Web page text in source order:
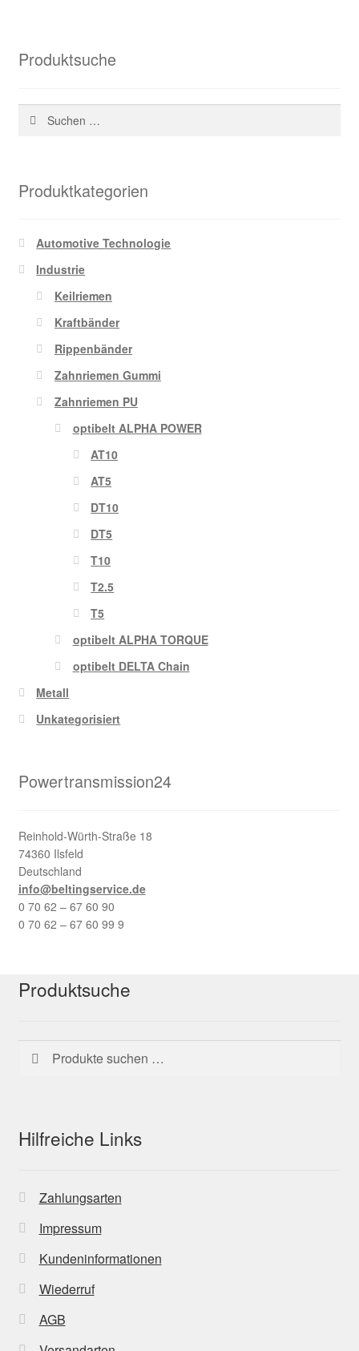
Produktsuche
Suchen
Produktkategorien
Automotive Technologie
Industrie
Keilriemen
Kraftbänder
Rippenbänder
Zahnriemen Gummi
Zahnriemen PU
optibelt ALPHA POWER
AT10
AT5
DT10
DT5
T10
T2.5
T5
optibelt ALPHA TORQUE
optibelt DELTA Chain
Metall
Unkategorisiert
Powertransmission24
Reinhold-Würth-Straße 18
74360 Ilsfeld
Deutschland
info@beltingservice.de
0 70 62 – 67 60 90
0 70 62 – 67 60 99 9
Produktsuche
Suchen
nach:
Suchen
Hilfreiche Links
Zahlungsarten
Impressum
Kundeninformationen
Wiederruf
AGB